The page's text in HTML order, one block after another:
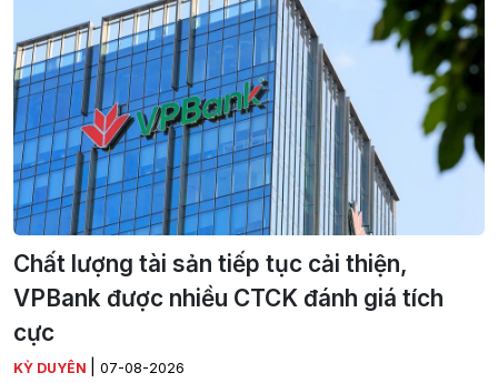
Chất lượng tài sản tiếp tục cải thiện,
VPBank được nhiều CTCK đánh giá tích
cực
KỲ DUYÊN 07-08-2026